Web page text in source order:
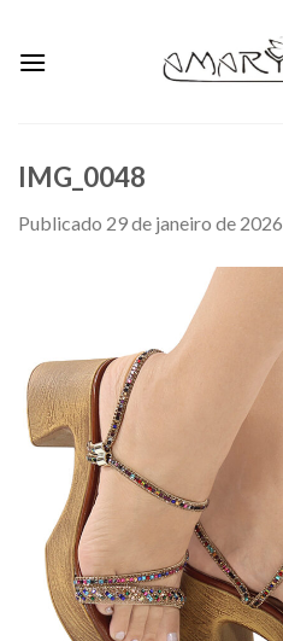
content
IMG_0048
Publicado 29 de janeiro de 2026